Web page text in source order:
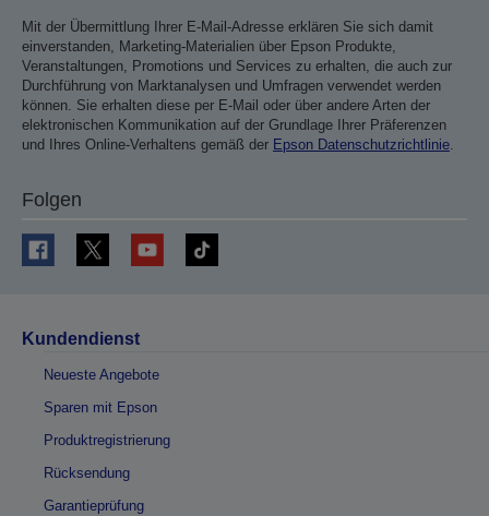
Mit der Übermittlung Ihrer E-Mail-Adresse erklären Sie sich damit
einverstanden, Marketing-Materialien über Epson Produkte,
Veranstaltungen, Promotions und Services zu erhalten, die auch zur
Durchführung von Marktanalysen und Umfragen verwendet werden
können. Sie erhalten diese per E-Mail oder über andere Arten der
elektronischen Kommunikation auf der Grundlage Ihrer Präferenzen
und Ihres Online-Verhaltens gemäß der Epson Datenschutzrichtlinie.
Folgen
Kundendienst
Neueste Angebote
Sparen mit Epson
Produktregistrierung
Rücksendung
Garantieprüfung